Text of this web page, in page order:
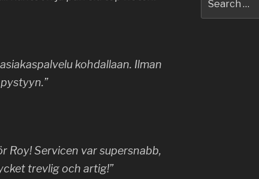
kohdallaan. Ilman
Roy! Servicen var supersnabb,
trevlig och artig!”
for: